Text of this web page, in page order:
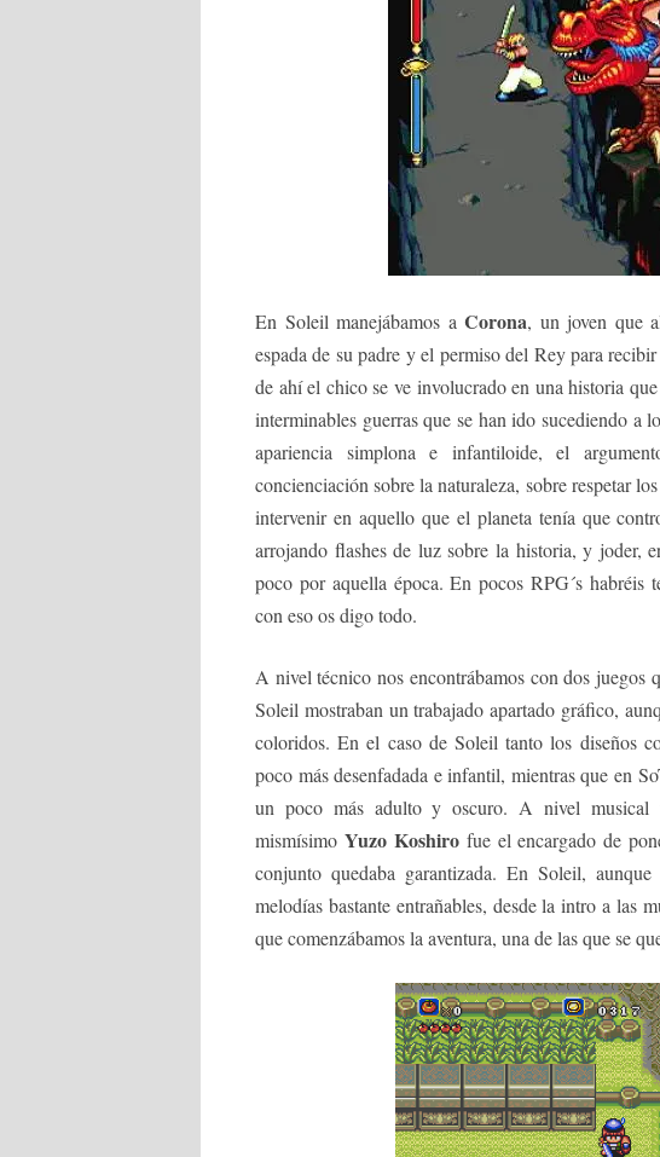
En Soleil manejábamos aCorona, un joven que
espada de su padre y el permiso del Rey para
de ahí el chico se ve involucrado en una historia
interminables guerras que se han ido sucediendo a
apariencia simplona e infantiloide, el
concienciación sobre la naturaleza, sobre respetar
intervenir en aquello que el planeta tenía que
arrojando flashes de luz sobre la historia, y joder,
poco por aquella época. En pocos RPG´s
con eso os digo todo.
A nivel técnico nos encontrábamos con dos juegos
Soleil mostraban un trabajado apartado gráfico,
coloridos. En el caso de Soleil tanto los diseños
poco más desenfadada e infantil, mientras que en
un poco más adulto y oscuro. A nivel musical
mismísimo Yuzo Koshirofue el encargado de
conjunto quedaba garantizada. En Soleil,
melodías bastante entrañables, desde la intro a las
que comenzábamos la aventura, una de las que se